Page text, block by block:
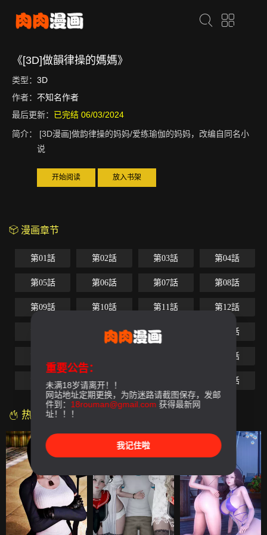
《[3D]做韻律操的媽媽》
类型： 3D
作者： 不知名作者
最后更新： 已完结 06/03/2024
简介：
[3D漫画]做韵律操的妈妈/爱练瑜伽的妈妈，改编自同名小
说
开始阅读 放入书架
漫画章节
第01話 第02話 第03話 第04話
第05話 第06話 第07話 第08話
第09話 第10話 第11話 第12話
第14話 第15話 第16話
第20話
第21話 第22話 最終話
热门漫画
重要公告：
未满18岁请离开！！
网站地址定期更换，为防迷路请截图保存，发邮
件到： 18rouman@gmail.com 获得最新网
址！！！
我记住啦